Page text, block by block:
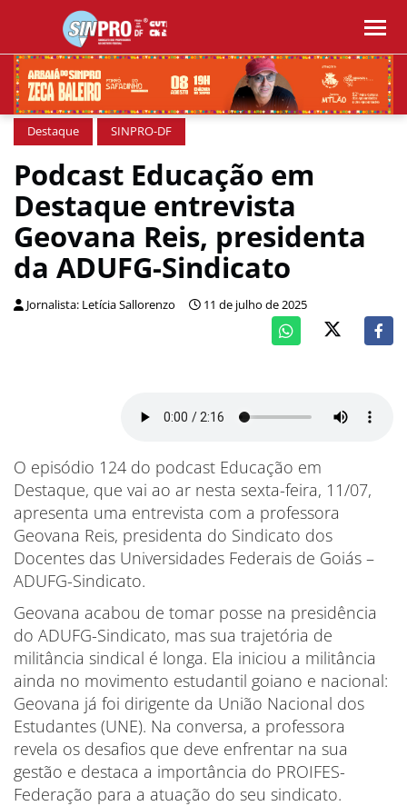
Destaque SINPRO-DF
Podcast Educação em
Destaque entrevista
Geovana Reis, presidenta
da ADUFG-Sindicato
Jornalista: Letícia Sallorenzo 11 de julho de 2025
O episódio 124 do podcast Educação em
Destaque, que vai ao ar nesta sexta-feira, 11/07,
apresenta uma entrevista com a professora
Geovana Reis, presidenta do Sindicato dos
Docentes das Universidades Federais de Goiás –
ADUFG-Sindicato.
Geovana acabou de tomar posse na presidência
do ADUFG-Sindicato, mas sua trajetória de
militância sindical é longa. Ela iniciou a militância
ainda no movimento estudantil goiano e nacional:
Geovana já foi dirigente da União Nacional dos
Estudantes (UNE). Na conversa, a professora
revela os desafios que deve enfrentar na sua
gestão e destaca a importância do PROIFES-
Federação para a atuação do seu sindicato.